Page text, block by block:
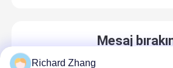
Mesaj
Richard Zhang